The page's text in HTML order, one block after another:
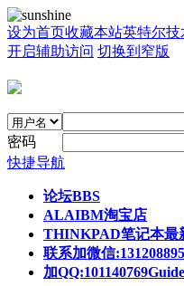
设为首页收藏本站英特尔技
开启辅助访问 切换到窄版
密码
快捷导航
论坛BBS
ALAIBM淘宝店
THINKPAD笔记本最
联系加微信
加QQ:101140769Guide